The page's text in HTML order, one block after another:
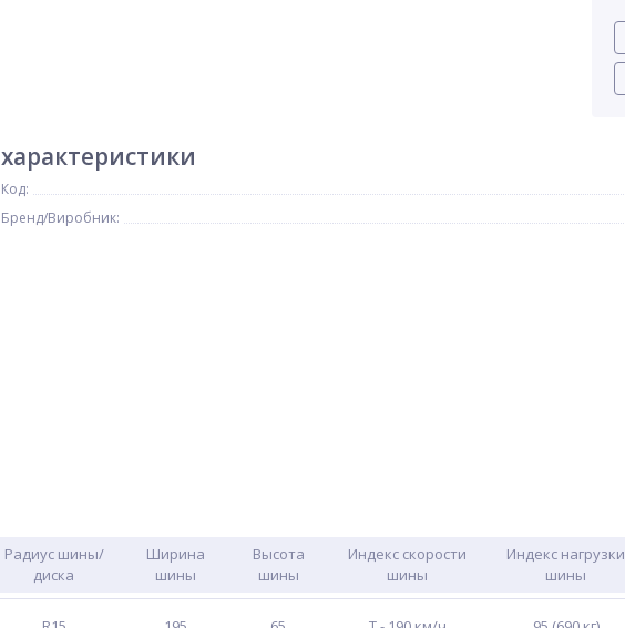
характеристики
Код:
Бренд/Виробник:
Радиус шины/
диска
Ширина
шины
Высота
шины
Индекс скорости
шины
Индекс нагрузки
шины